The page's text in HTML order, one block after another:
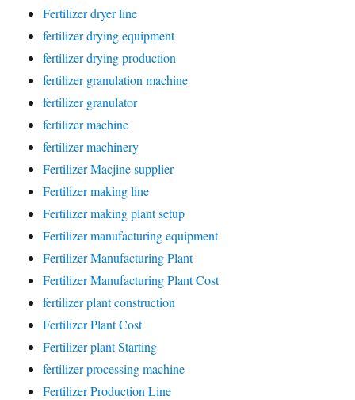
Fertilizer dryer line
fertilizer drying equipment
fertilizer drying production
fertilizer granulation machine
fertilizer granulator
fertilizer machine
fertilizer machinery
Fertilizer Macjine supplier
Fertilizer making line
Fertilizer making plant setup
Fertilizer manufacturing equipment
Fertilizer Manufacturing Plant
Fertilizer Manufacturing Plant Cost
fertilizer plant construction
Fertilizer Plant Cost
Fertilizer plant Starting
fertilizer processing machine
Fertilizer Production Line